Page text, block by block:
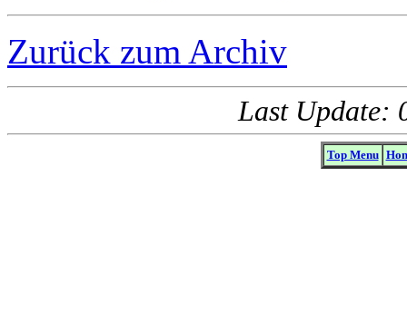
Zurück zum Archiv
Last Update:
Top Menu